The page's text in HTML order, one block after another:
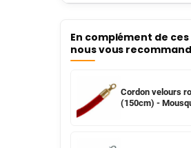
En complément de
nous vous
Cordon velours
(150cm) -